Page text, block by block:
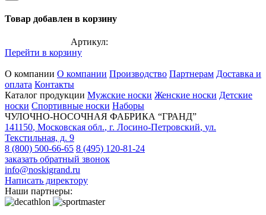
Товар добавлен в корзину
Артикул:
Перейти в корзину
О компании О компании Производство Партнерам Доставка и
оплата Контакты
Каталог продукции Мужские носки Женские носки Детские
носки Спортивные носки Наборы
ЧУЛОЧНО-НОСОЧНАЯ ФАБРИКА “ГРАНД”
141150, Московская обл., г. Лосино-Петровский, ул.
Текстильная, д. 9
8 (800) 500-66-65 8 (495) 120-81-24
заказать обратный звонок
info@noskigrand.ru
Написать директору
Наши партнеры: